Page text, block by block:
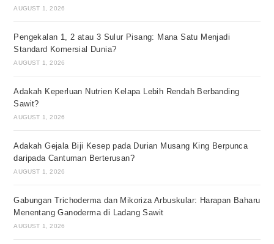
AUGUST 1, 2026
Pengekalan 1, 2 atau 3 Sulur Pisang: Mana Satu Menjadi
Standard Komersial Dunia?
AUGUST 1, 2026
Adakah Keperluan Nutrien Kelapa Lebih Rendah Berbanding
Sawit?
AUGUST 1, 2026
Adakah Gejala Biji Kesep pada Durian Musang King Berpunca
daripada Cantuman Berterusan?
AUGUST 1, 2026
Gabungan Trichoderma dan Mikoriza Arbuskular: Harapan Baharu
Menentang Ganoderma di Ladang Sawit
AUGUST 1, 2026